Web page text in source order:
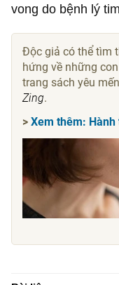
vong do bệnh lý
Độc giả có thể tìm
hứng về những
trang sách yêu
Zing.
>Xem thêm: